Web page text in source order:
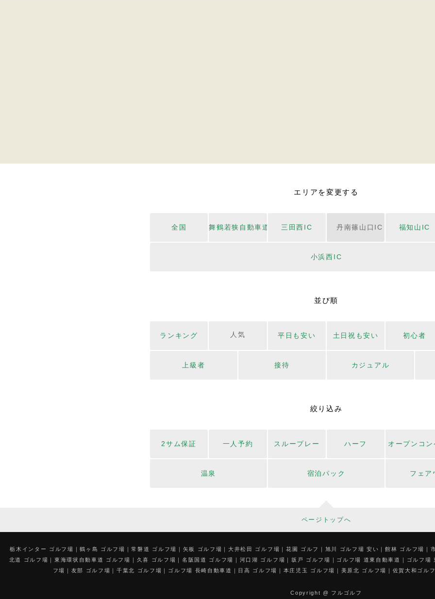
エリアを変更する
全国 舞鶴若狭自動車道 三田西IC 丹南篠山口IC 福知山IC
小浜西IC
並び順
ランキング 人気 平日も安い 土日祝も安い 初心者
上級者 接待 カジュアル
絞り込み
2サム保証 一人予約 スループレー ハーフ オープンコン
温泉 宿泊パック フェア
ページトップへ
栃木インター ゴルフ場 鶴ヶ島 ゴルフ場 常磐道 ゴルフ場 矢板 ゴルフ場 大井松田 ゴルフ場 花園 ゴルフ 旭川 ゴルフ場 安い 館林 ゴルフ場
北道 ゴルフ場
東海環状自動車道 ゴルフ場 久喜 ゴルフ場 名阪国道 ゴルフ場 河口湖 ゴルフ場 坂戸 ゴルフ場 ゴルフ場 道東自動車道 ゴルフ場
フ場
友部 ゴルフ場 千葉北 ゴルフ場 ゴルフ場 長崎自動車道 日高 ゴルフ場 本庄児玉 ゴルフ場 美原北 ゴルフ場 佐賀大和ゴルフ
Copyright @ フルゴルフ